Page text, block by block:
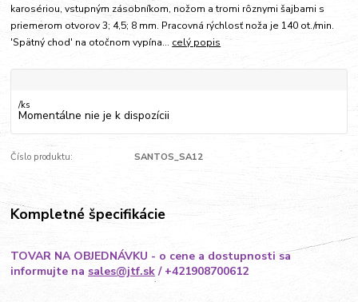
karosériou, vstupným zásobníkom, nožom a tromi rôznymi šajbami s
priemerom otvorov 3; 4,5; 8 mm. Pracovná rýchlosť noža je 140 ot./min.
'Spätný chod' na otočnom vypína... celý popis
/ks
Momentálne nie je k dispozícii
Číslo produktu: SANTOS_SA12
Kompletné špecifikácie
TOVAR NA OBJEDNÁVKU - o cene a dostupnosti sa
informujte na sales@jtf.sk / +421908700612